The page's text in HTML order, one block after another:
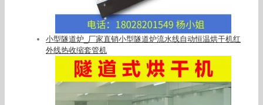
小型隧道炉_厂家直销小型隧道炉流水线自动恒温烘干机红
外线热收缩套管机